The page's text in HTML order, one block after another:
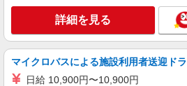
基本時給1800円・
額支給（規定あり）
務＋深夜40.5h ※残業
三重県四日市市泊
キープ
詳細を見る
マイクロバスによる施設利用者送迎ド
日給 10,900円〜10,900円